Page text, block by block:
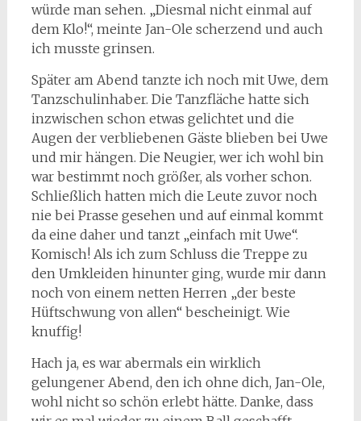
würde man sehen. „Diesmal nicht einmal auf
dem Klo!“, meinte Jan-Ole scherzend und auch
ich musste grinsen.
Später am Abend tanzte ich noch mit Uwe, dem
Tanzschulinhaber. Die Tanzfläche hatte sich
inzwischen schon etwas gelichtet und die
Augen der verbliebenen Gäste blieben bei Uwe
und mir hängen. Die Neugier, wer ich wohl bin
war bestimmt noch größer, als vorher schon.
Schließlich hatten mich die Leute zuvor noch
nie bei Prasse gesehen und auf einmal kommt
da eine daher und tanzt „einfach mit Uwe“.
Komisch! Als ich zum Schluss die Treppe zu
den Umkleiden hinunter ging, wurde mir dann
noch von einem netten Herren „der beste
Hüftschwung von allen“ bescheinigt. Wie
knuffig!
Hach ja, es war abermals ein wirklich
gelungener Abend, den ich ohne dich, Jan-Ole,
wohl nicht so schön erlebt hätte. Danke, dass